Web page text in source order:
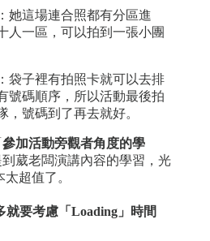
她這場連合照都有分區進
人一區，可以拍到一張小團
：袋子裡有拍照卡就可以去排
號碼順序，所以活動最後拍
，號碼到了再去就好。
參加活動旁觀者角度的學
到葳老闆演講內容的學習，光
超值了。
就要考慮「Loading」時間